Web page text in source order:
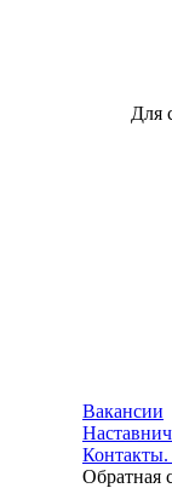
Для
Вакансии
Обратная